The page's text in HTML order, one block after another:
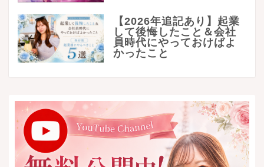
【2026年追記あり】起業
して後悔したこと＆会社
員時代にやっておけばよ
かったこと